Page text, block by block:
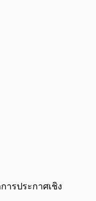
0:00
ารประกาศเชิง